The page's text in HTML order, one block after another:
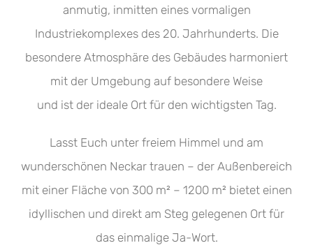
anmutig, inmitten eines vormaligen
Industriekomplexes des 20. Jahrhunderts. Die
besondere Atmosphäre des Gebäudes harmoniert
mit der Umgebung auf besondere Weise
und ist der ideale Ort für den wichtigsten Tag.
Lasst Euch unter freiem Himmel und am
wunderschönen Neckar trauen – der Außenbereich
mit einer Fläche von 300 m² – 1200 m² bietet einen
idyllischen und direkt am Steg gelegenen Ort für
das einmalige Ja-Wort.